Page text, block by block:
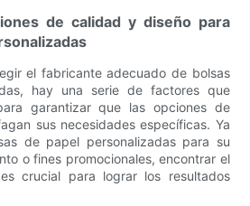
de calidad y diseño para
el fabricante adecuado de bolsas
hay una serie de factores que
garantizar que las opciones de
sus necesidades específicas. Ya
de papel personalizadas para su
o fines promocionales, encontrar el
crucial para lograr los resultados